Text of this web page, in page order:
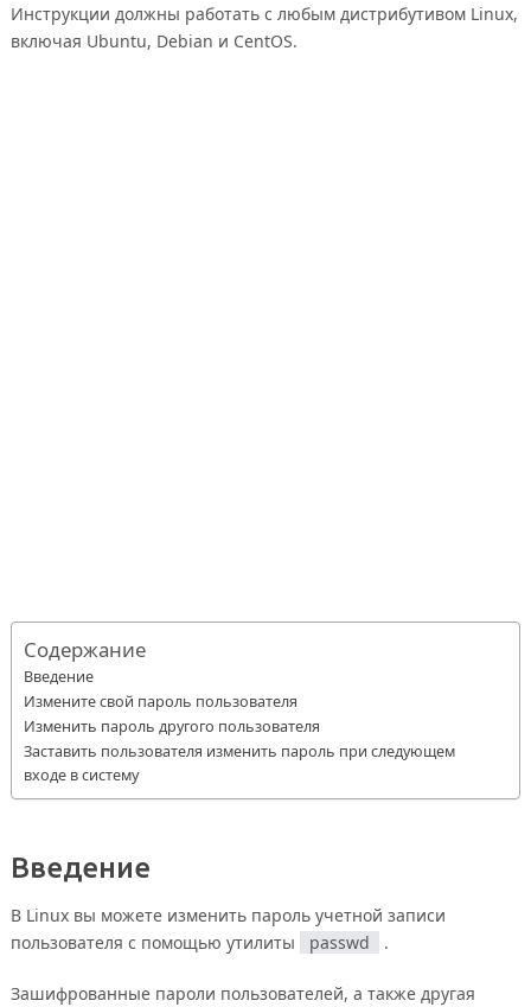
Инструкции должны работать с любым дистрибутивом Linux,
включая Ubuntu, Debian и CentOS.
Содержание
Введение
Измените свой пароль пользователя
Изменить пароль другого пользователя
Заставить пользователя изменить пароль при следующем
входе в систему
Введение
В Linux вы можете изменить пароль учетной записи
пользователя с помощью утилиты
passwd .
Зашифрованные пароли пользователей, а также другая